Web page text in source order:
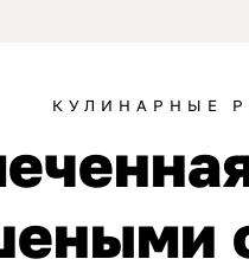
КУЛИНАРНЫЕ